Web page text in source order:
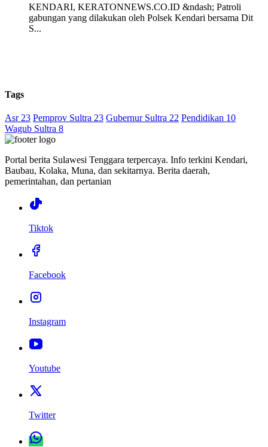
KENDARI, KERATONNEWS.CO.ID &ndash; Patroli
gabungan yang dilakukan oleh Polsek Kendari bersama Dit
S...
Tags
Asr 23 Pemprov Sultra 23 Gubernur Sultra 22 Pendidikan 10
Wagub Sultra 8
Portal berita Sulawesi Tenggara terpercaya. Info terkini Kendari,
Baubau, Kolaka, Muna, dan sekitarnya. Berita daerah,
pemerintahan, dan pertanian
Tiktok
Facebook
Instagram
Youtube
Twitter